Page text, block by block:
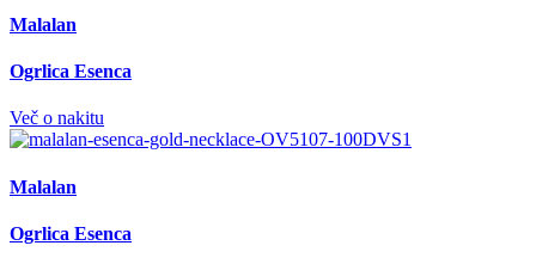
Malalan
Ogrlica Esenca
Več o nakitu
Malalan
Ogrlica Esenca